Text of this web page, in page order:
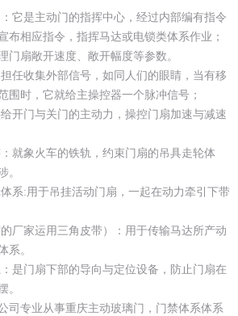
是主动门的指挥中心，经过内部编有指令
布相应指令，指挥马达或电锁类体系作业；
门扇敞开速度、敞开幅度等参数。
收集外部信号，如同人们的眼睛，当有移
围时，它就给主操控器一个脉冲信号；
门与关门的主动力，操控门扇加速与减速
象火车的铁轨，约束门扇的吊具走轮体
。
:用于吊挂活动门扇，一起在动力牵引下带
家运用三角皮带）：用于传输马达所产动
系。
门扇下部的导向与定位设备，防止门扇在
。
司专业从事重庆主动玻璃门，门禁体系体系